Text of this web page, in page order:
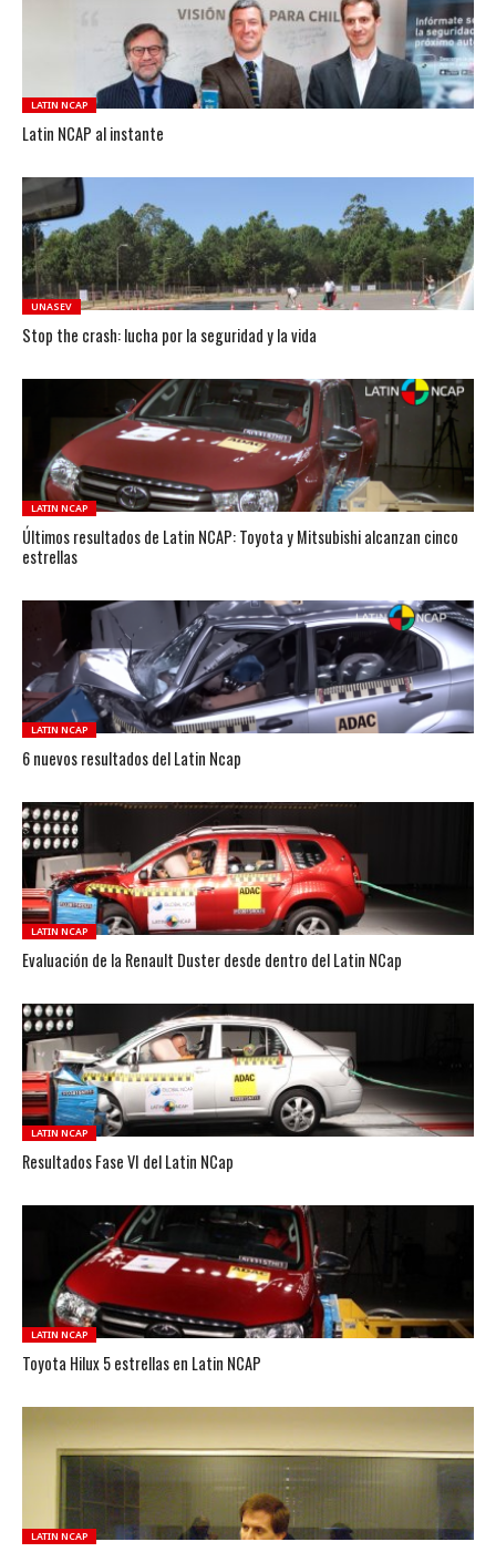
LATIN NCAP
Latin NCAP al instante
UNASEV
Stop the crash: lucha por la seguridad y la vida
LATIN NCAP
Últimos resultados de Latin NCAP: Toyota y Mitsubishi alcanzan cinco
estrellas
LATIN NCAP
6 nuevos resultados del Latin Ncap
LATIN NCAP
Evaluación de la Renault Duster desde dentro del Latin NCap
LATIN NCAP
Resultados Fase VI del Latin NCap
LATIN NCAP
Toyota Hilux 5 estrellas en Latin NCAP
LATIN NCAP